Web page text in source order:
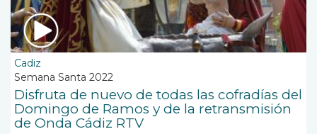
Cadiz
Semana Santa 2022
Disfruta de nuevo de todas las cofradías del
Domingo de Ramos y de la retransmisión
de Onda Cádiz RTV